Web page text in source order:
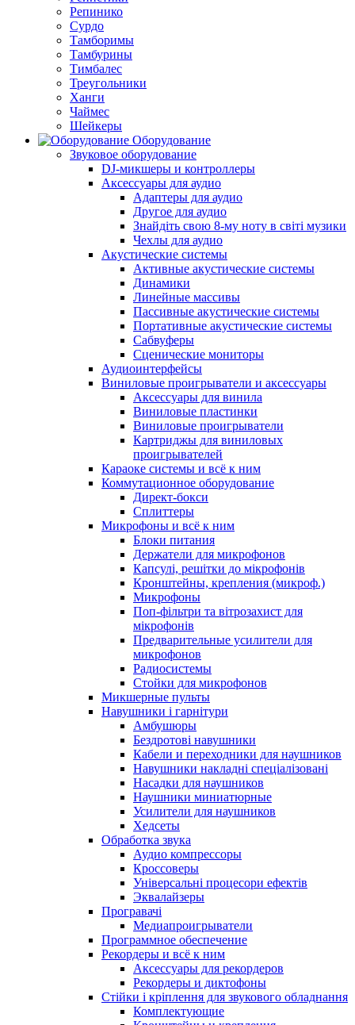
Репинико
Сурдо
Тамборимы
Тамбурины
Тимбалес
Треугольники
Ханги
Чаймес
Шейкеры
Оборудование
Звуковое оборудование
DJ-микшеры и контроллеры
Аксессуары для аудио
Адаптеры для аудио
Другое для аудио
Знайдіть свою 8-му ноту в світі музики
Чехлы для аудио
Акустические системы
Активные акустические системы
Динамики
Линейные массивы
Пассивные акустические системы
Портативные акустические системы
Сабвуферы
Сценические мониторы
Аудиоинтерфейсы
Виниловые проигрыватели и аксессуары
Аксессуары для винила
Виниловые пластинки
Виниловые проигрыватели
Картриджы для виниловых
проигрывателей
Караоке системы и всё к ним
Коммутационное оборудование
Директ-бокси
Сплиттеры
Микрофоны и всё к ним
Блоки питания
Держатели для микрофонов
Капсулі, решітки до мікрофонів
Кронштейны, крепления (микроф.)
Микрофоны
Поп-фільтри та вітрозахист для
мікрофонів
Предварительные усилители для
микрофонов
Радиосистемы
Стойки для микрофонов
Микшерные пульты
Навушники і гарнітури
Амбушюры
Бездротові навушники
Кабели и переходники для наушников
Навушники накладні спеціалізовані
Насадки для наушников
Наушники миниатюрные
Усилители для наушников
Хедсеты
Обработка звука
Аудио компрессоры
Кроссоверы
Універсальні процесори ефектів
Эквалайзеры
Програвачі
Медиапроигрыватели
Программное обеспечение
Рекордеры и всё к ним
Аксессуары для рекордеров
Рекордеры и диктофоны
Стійки і кріплення для звукового обладнання
Комплектующие